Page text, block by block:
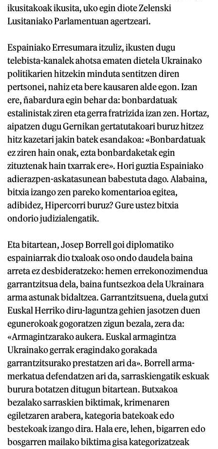
ikusitakoak ikusita, uko egin diote Zelenski
Lusitaniako Parlamentuan agertzeari.
Espainiako Erresumara itzuliz, ikusten dugu
telebista-kanalek ahotsa ematen dietela Ukrainako
politikarien hitzekin minduta sentitzen diren
pertsonei, nahiz eta bere kausaren alde egon. Izan
ere, ñabardura egin behar da: bonbardatuak
estalinistak ziren eta gerra fratrizida izan zen. Hortaz,
aipatzen dugu Gernikan gertatutakoari buruz hitzez
hitz kazetari jakin batek esandakoa: «Bonbardatuak
ez ziren hain onak, ezta bonbardaketak egin
zituztenak hain txarrak ere». Hori guztia Espainiako
adierazpen-askatasunean babestuta dago. Alabaina,
bitxia izango zen pareko komentarioa egitea,
adibidez, Hipercorri buruz? Gure ustez bitxia
ondorio judizialengatik.
Eta bitartean, Josep Borrell goi diplomatiko
espainiarrak dio txaloak oso ondo daudela baina
arreta ez desbideratzeko: hemen errekonozimendua
garrantzitsua dela, baina funtsezkoa dela Ukrainara
arma astunak bidaltzea. Garrantzitsuena, duela gutxi
Euskal Herriko diru-laguntza gehien jasotzen duen
egunerokoak gogoratzen zigun bezala, zera da:
«Armagintzarako aukera. Euskal armagintza
Ukrainako gerrak eragindako gorakada
garrantzitsurako prestatzen ari da». Borrell arma-
merkatua defendatzen ari da, sarraskiengatik eskuak
burura botatzen ditugun bitartean. Butxakoa
bezalako sarraskien biktimak, krimenaren
egiletzaren arabera, kategoria batekoak edo
bestekoak izango dira. Hala ere, lehen, bigarren edo
bosgarren mailako biktima gisa kategorizatzeak